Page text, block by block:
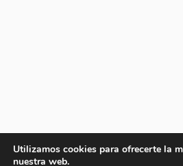
Utilizamos cookies para ofrecerte la
nuestra web.